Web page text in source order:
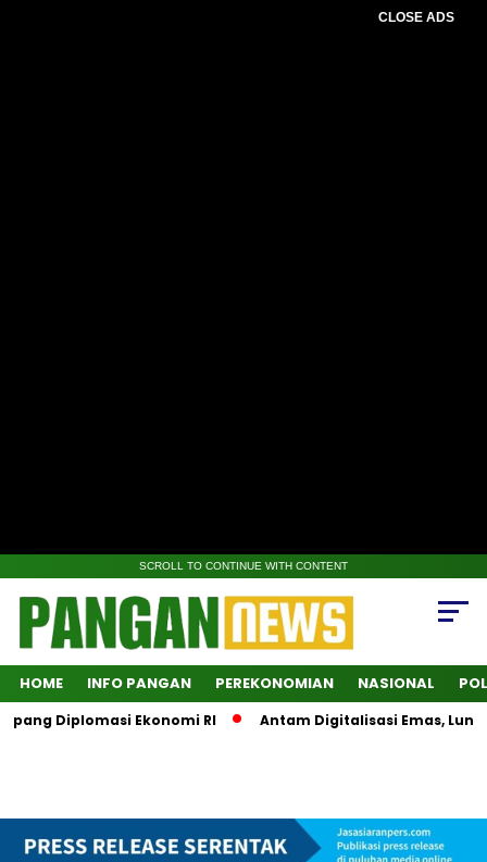
CLOSE ADS
SCROLL TO CONTINUE WITH CONTENT
HOME INFO PANGAN PEREKONOMIAN NASIONAL
Diplomasi Ekonomi RI Antam Digitalisasi Emas,